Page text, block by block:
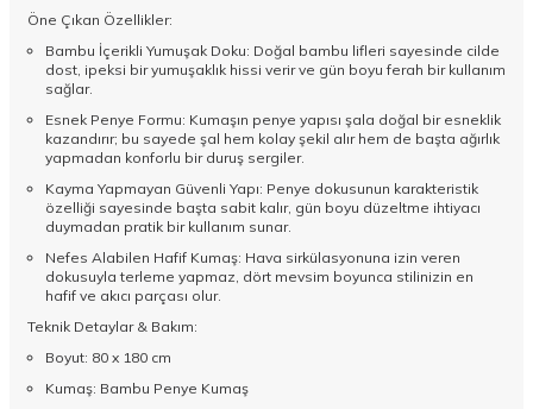
Öne Çıkan Özellikler:
Bambu İçerikli Yumuşak Doku: Doğal bambu lifleri sayesinde cilde
dost, ipeksi bir yumuşaklık hissi verir ve gün boyu ferah bir kullanım
sağlar.
Esnek Penye Formu: Kumaşın penye yapısı şala doğal bir esneklik
kazandırır; bu sayede şal hem kolay şekil alır hem de başta ağırlık
yapmadan konforlu bir duruş sergiler.
Kayma Yapmayan Güvenli Yapı: Penye dokusunun karakteristik
özelliği sayesinde başta sabit kalır, gün boyu düzeltme ihtiyacı
duymadan pratik bir kullanım sunar.
Nefes Alabilen Hafif Kumaş: Hava sirkülasyonuna izin veren
dokusuyla terleme yapmaz, dört mevsim boyunca stilinizin en
hafif ve akıcı parçası olur.
Teknik Detaylar & Bakım:
Boyut: 80 x 180 cm
Kumaş: Bambu Penye Kumaş